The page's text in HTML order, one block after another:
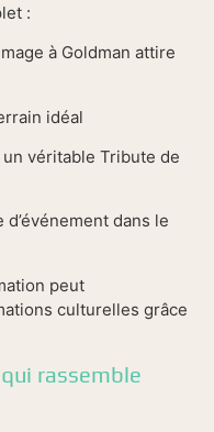
:
à Goldman attire
idéal
véritable Tribute de
dans le
peut
culturelles grâce
rassemble